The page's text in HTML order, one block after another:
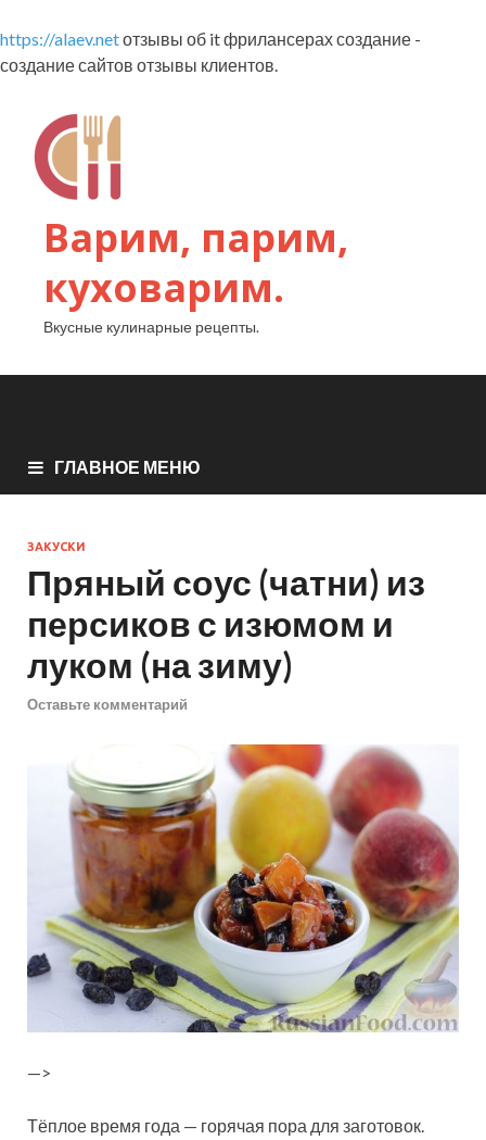
https://alaev.netотзывы об it фрилансерах создание -
создание сайтов отзывы клиентов.
Варим, парим,
куховарим.
Вкусные кулинарные рецепты.
ГЛАВНОЕ МЕНЮ
ЗАКУСКИ
Пряный соус (чатни) из
персиков с изюмом и
луком (на зиму)
Оставьте комментарий
—>
Тёплое время года — горячая пора для заготовок.